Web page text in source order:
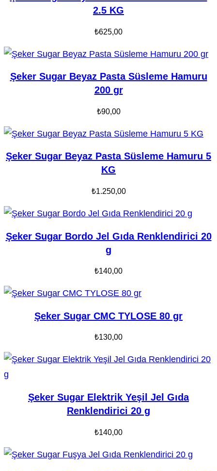
2.5 KG
₺625,00
Şeker Sugar Beyaz Pasta Süsleme Hamuru
200 gr
₺90,00
Şeker Sugar Beyaz Pasta Süsleme Hamuru 5
KG
₺1.250,00
Şeker Sugar Bordo Jel Gıda Renklendirici 20
g
₺140,00
Şeker Sugar CMC TYLOSE 80 gr
₺130,00
Şeker Sugar Elektrik Yeşil Jel Gıda
Renklendirici 20 g
₺140,00